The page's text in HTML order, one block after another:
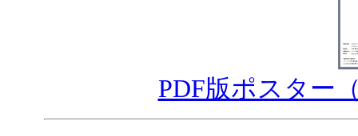
PDF版ポスター